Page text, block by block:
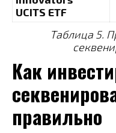
UCITS ETF
Таблица 5.
Как
правильно